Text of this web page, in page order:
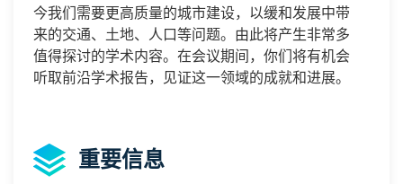
今我们需要更高质量的城市建设，以缓和发展中带
来的交通、土地、人口等问题。由此将产生非常多
值得探讨的学术内容。 在会议期间，你们将有机会
听取前沿学术报告，见证这一领域的成就和进展。
重要信息